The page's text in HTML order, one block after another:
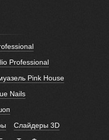
Professional
Pink House
Nails
Слайдеры 3D